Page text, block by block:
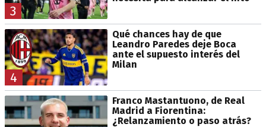
3
4
Qué chances hay de que
Leandro Paredes deje Boca
ante el supuesto interés del
Milan
Franco Mastantuono, de Real
Madrid a Fiorentina:
¿Relanzamiento o paso atrás?